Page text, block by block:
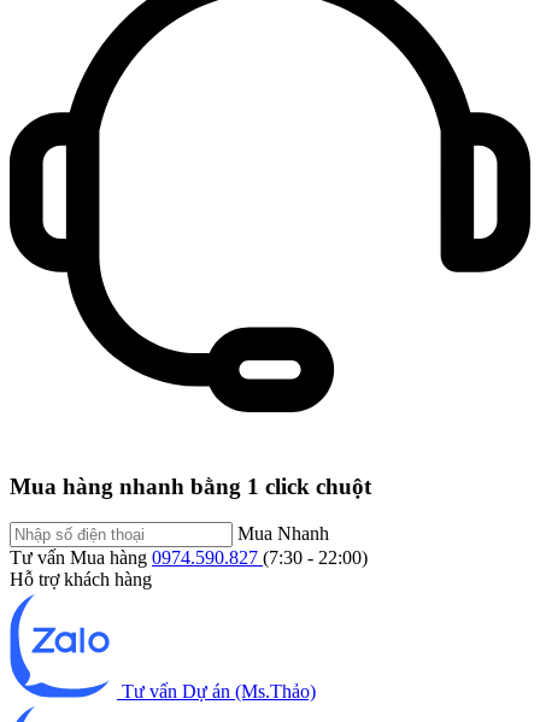
Mua hàng nhanh bằng 1 click chuột
Mua Nhanh
Tư vấn Mua hàng 0974.590.827 (7:30 - 22:00)
Hỗ trợ khách hàng
Tư vấn Dự án (Ms.Thảo)